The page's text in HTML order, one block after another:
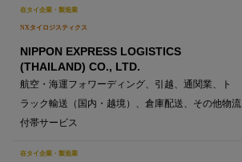
在タイ企業・製造業
NXタイロジスティクス
NIPPON EXPRESS LOGISTICS
(THAILAND) CO., LTD.
航空・海運フォワーディング、引越、通関業、ト
ラック輸送（国内・越境）、倉庫配送、その他物流
付帯サービス
在タイ企業・製造業